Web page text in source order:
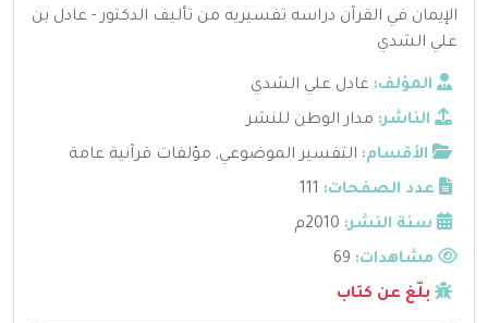
الإيمان في القرآن دراسه تفسيريه من تأليف الدكتور - عادل بن
علي الشدي
المؤلف: عادل علي الشدي
الناشر: مدار الوطن للنشر
الأقسام: التفسير الموضوعي, مؤلفات قرآنية عامة
عدد الصفحات: 111
سنة النشر: 2010م
مشاهدات:
بلّغ عن كتاب